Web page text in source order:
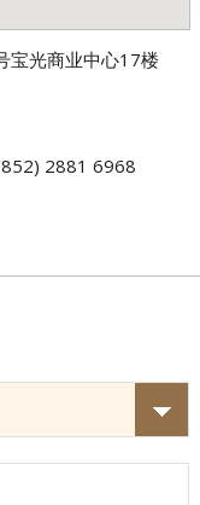
宝光商业中心17楼
2881 6968